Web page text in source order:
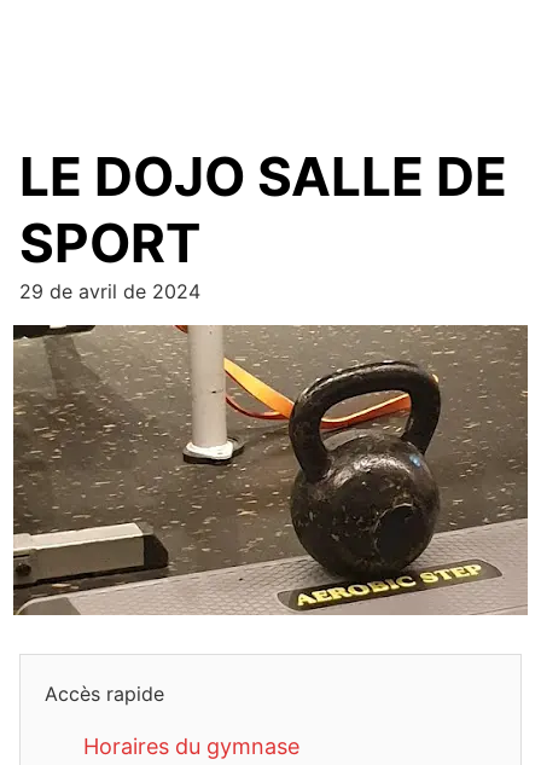
LE DOJO SALLE DE
SPORT
29 de avril de 2024
Accès rapide
Horaires du gymnase